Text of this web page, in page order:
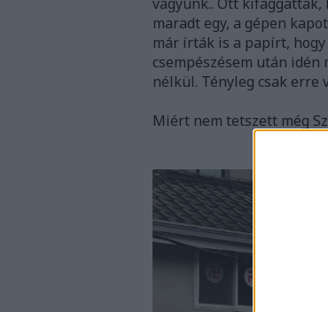
maradt egy, a gépen
már írták is a papírt,
csempészésem után
nélkül. Tényleg csak erre
Miért nem tetszett még